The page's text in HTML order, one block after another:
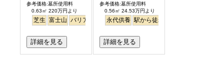
参考価格:墓所使用料
0.63㎡ 220万円より
芝生 富士山 バリアフリー
詳細を見る
参考価格:墓所使用料
0.56㎡ 24.53万円より
永代供養 駅から徒歩
詳細を見る